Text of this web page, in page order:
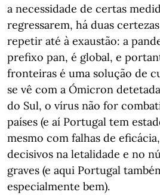
a necessidade de certas
regressarem, há duas
repetir até à exaustão: a
prefixo pan, é global, e
fronteiras é uma solução de
se vê com a Ómicron
do Sul, o vírus não for
países (e aí Portugal tem
mesmo com falhas de
decisivos na letalidade e no
graves (e aqui Portugal
especialmente bem).